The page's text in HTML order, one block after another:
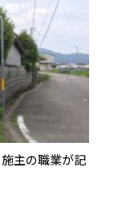
主の職業が記